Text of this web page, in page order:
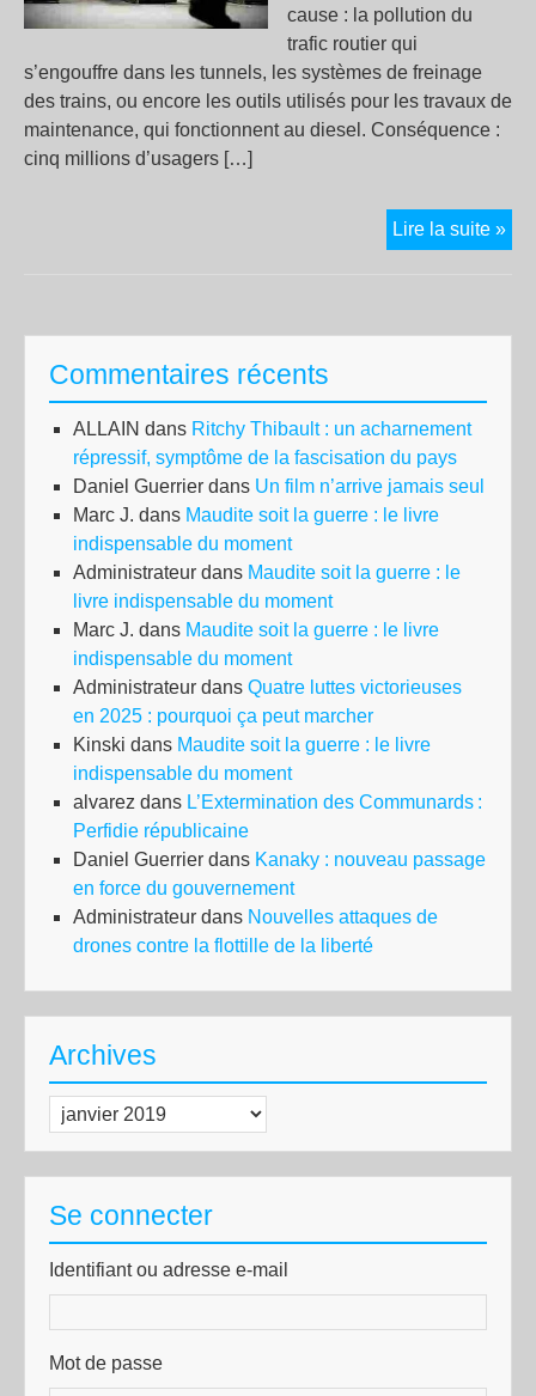
cause : la pollution du
trafic routier qui
s’engouffre dans les tunnels, les systèmes de freinage
des trains, ou encore les outils utilisés pour les travaux de
maintenance, qui fonctionnent au diesel. Conséquence :
cinq millions d’usagers […]
Lire la suite »
aux
:
Commentaires récents
ALLAIN dans Ritchy Thibault : un acharnement
répressif, symptôme de la fascisation du pays
Daniel Guerrier dans Un film n’arrive jamais seul
Marc J. dans Maudite soit la guerre : le livre
indispensable du moment
Administrateur dans Maudite soit la guerre : le
livre indispensable du moment
Marc J. dans Maudite soit la guerre : le livre
indispensable du moment
Administrateur dans Quatre luttes victorieuses
en 2025 : pourquoi ça peut marcher
Kinski dans Maudite soit la guerre : le livre
indispensable du moment
alvarez dans L’Extermination des Communards :
Perfidie républicaine
Daniel Guerrier dans Kanaky : nouveau passage
en force du gouvernement
Administrateur dans Nouvelles attaques de
drones contre la flottille de la liberté
Archives
Archives
Se connecter
Identifiant ou adresse e-mail
Mot de passe